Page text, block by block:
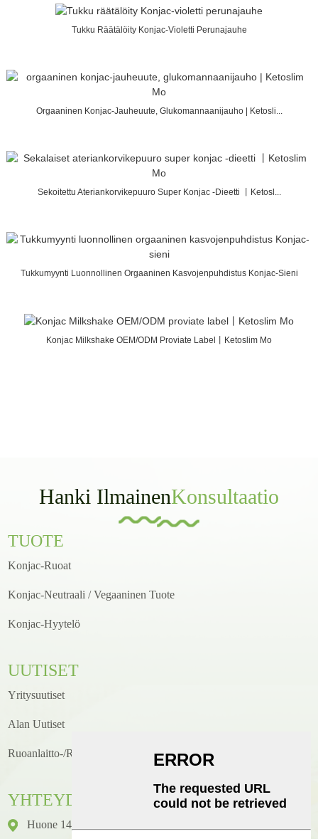
Tukku Räätälöity Konjac-Violetti Perunajauhe
Orgaaninen Konjac-Jauheuute, Glukomannaanijauho | Ketosli...
Sekoitettu Ateriankorvikepuuro Super Konjac -dieetti 丨Ketosl...
Tukkumyynti Luonnollinen Orgaaninen Kasvojenpuhdistus Konjac-Sieni
Konjac Milkshake OEM/ODM Proviate Label丨Ketoslim Mo
Hanki IlmainenKonsultaatio
TUOTE
Konjac-Ruoat
Konjac-Neutraali / Vegaaninen Tuote
Konjac-Hyytelö
UUTISET
Yritysuutiset
Alan Uutiset
Ruoanlaitto-/reseptiuutiset
YHTEYDENOTTO
Huone 1416, Kerros 14, Junhao International Building, Nro 2,